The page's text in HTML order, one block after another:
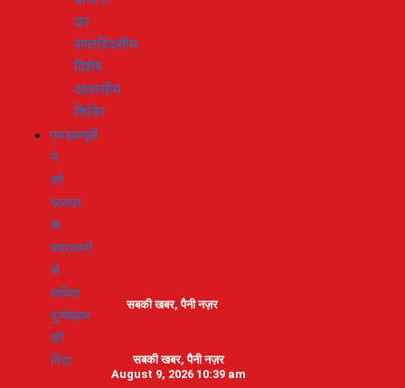
का
सप्तदिवसीय
विशेष
आवासीय
शिविर
एमडब्ल्यूबी
ने
की
पलवल
के
पत्रकारों
से
कथित
दुर्व्यवहार
की
निंदा
सबकी खबर, पैनी नज़र
सबकी खबर, पैनी नज़र
August 9, 2026 10:39 am